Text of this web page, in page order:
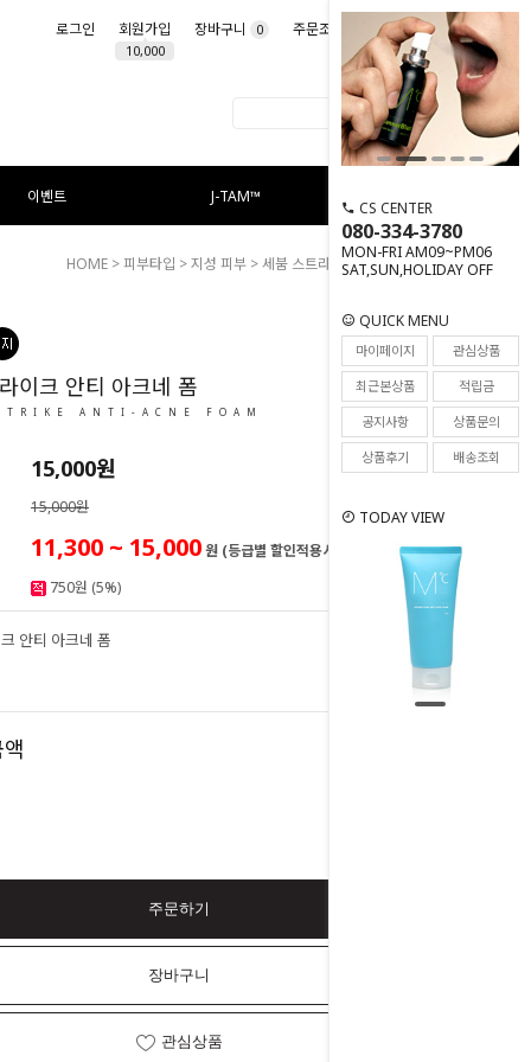
로그인 회원가입
10,000
장바구니 0 주문조회 마이페이지
이벤트 J-TAM™
CS CENTER
080-334-3780
MON-FRI AM09~PM06
SAT,SUN,HOLIDAY OFF
QUICK MENU
마이페이지
관심상품
최근본상품
적립금
공지사항
상품문의
상품후기
배송조회
TODAY VIEW
HOME >피부타입 >지성 피부 > 세붐 스트라이크 안티 아크네 폼
47
이크 안티 아크네 폼
ANTI-ACNE FOAM
15,000원
15,000원
11,300 ~ 15,000원 (등급별 할인적용시)
750원 (5%)
안티 아크네 폼
15,000원
주문하기
장바구니
관심상품